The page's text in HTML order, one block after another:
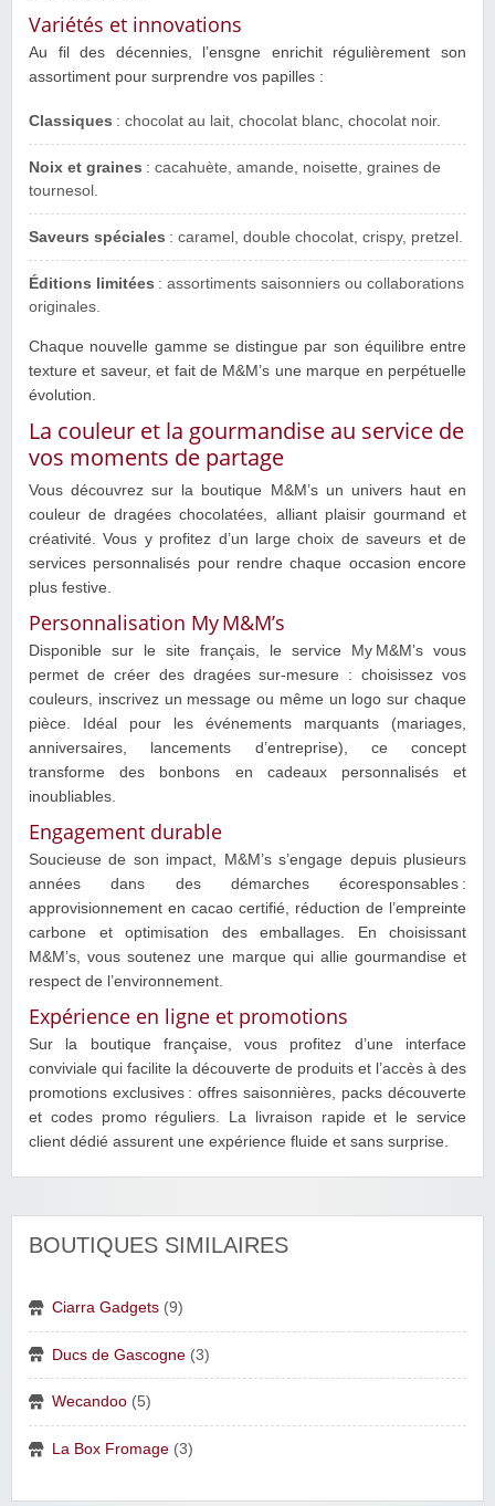
Variétés et innovations
Au fil des décennies, l’ensgne enrichit régulièrement son
assortiment pour surprendre vos papilles :
Classiques : chocolat au lait, chocolat blanc, chocolat noir.
Noix et graines : cacahuète, amande, noisette, graines de
tournesol.
Saveurs spéciales : caramel, double chocolat, crispy, pretzel.
Éditions limitées : assortiments saisonniers ou collaborations
originales.
Chaque nouvelle gamme se distingue par son équilibre entre
texture et saveur, et fait de M&M’s une marque en perpétuelle
évolution.
La couleur et la gourmandise au service de
vos moments de partage
Vous découvrez sur la boutique M&M’s un univers haut en
couleur de dragées chocolatées, alliant plaisir gourmand et
créativité. Vous y profitez d’un large choix de saveurs et de
services personnalisés pour rendre chaque occasion encore
plus festive.
Personnalisation My M&M’s
Disponible sur le site français, le service My M&M’s vous
permet de créer des dragées sur‑mesure : choisissez vos
couleurs, inscrivez un message ou même un logo sur chaque
pièce. Idéal pour les événements marquants (mariages,
anniversaires, lancements d’entreprise), ce concept
transforme des bonbons en cadeaux personnalisés et
inoubliables.
Engagement durable
Soucieuse de son impact, M&M’s s’engage depuis plusieurs
années dans des démarches écoresponsables :
approvisionnement en cacao certifié, réduction de l’empreinte
carbone et optimisation des emballages. En choisissant
M&M’s, vous soutenez une marque qui allie gourmandise et
respect de l’environnement.
Expérience en ligne et promotions
Sur la boutique française, vous profitez d’une interface
conviviale qui facilite la découverte de produits et l’accès à des
promotions exclusives : offres saisonnières, packs découverte
et codes promo réguliers. La livraison rapide et le service
client dédié assurent une expérience fluide et sans surprise.
BOUTIQUES SIMILAIRES
Ciarra Gadgets (9)
Ducs de Gascogne (3)
Wecandoo (5)
La Box Fromage (3)